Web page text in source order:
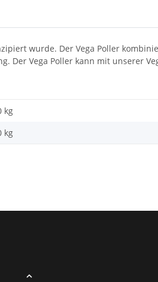
wurde. Der Vega Poller
Vega Poller kann mit unserer
kg
kg